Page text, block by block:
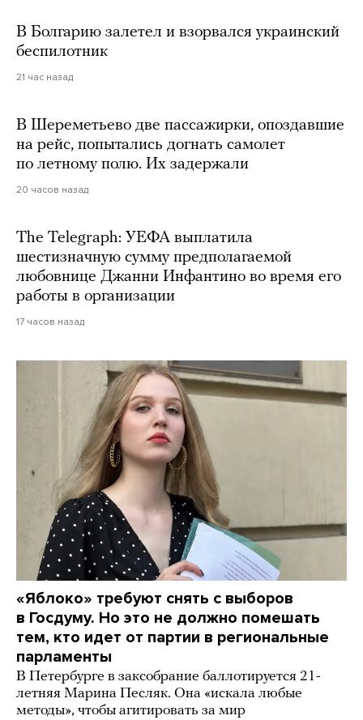
В Болгарию залетел и взорвался украинский
беспилотник
21 час назад
В Шереметьево две пассажирки, опоздавшие
на рейс, попытались догнать самолет
по летному полю. Их задержали
20 часов назад
The Telegraph: УЕФА выплатила
шестизначную сумму предполагаемой
любовнице Джанни Инфантино во время его
работы в организации
17 часов назад
«Яблоко» требуют снять с выборов
в Госдуму. Но это не должно помешать
тем, кто идет от партии в региональные
парламенты
В Петербурге в заксобрание баллотируется 21-
летняя Марина Песляк. Она «искала любые
методы», чтобы агитировать за мир